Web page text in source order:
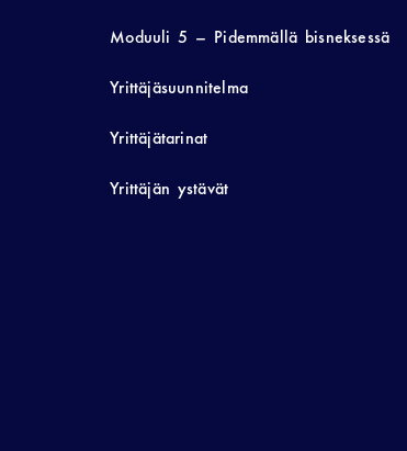
Moduuli 5 – Pidemmällä bisneksessä
Yrittäjäsuunnitelma
Yrittäjätarinat
Yrittäjän ystävät